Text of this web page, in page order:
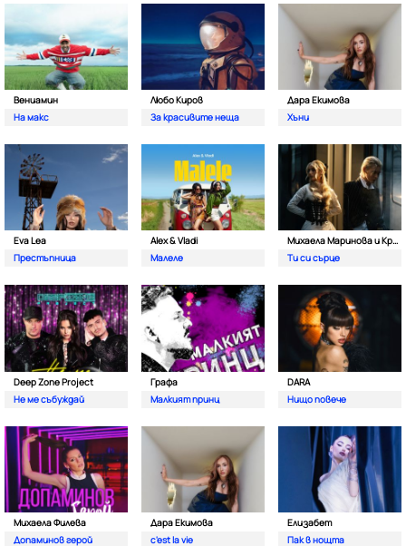
Вениамин
На макс
Любо Киров
За красивите неща
Дара Екимова
Хъни
Eva Lea
Престъпница
Alex & Vladi
Малеле
Михаела Маринова и Кристиан Костов
Ти си сърце
Deep Zone Project
Не ме събуждай
Графа
Малкият принц
DARA
Нищо повече
Михаела Филева
Допаминов герой
Дара Екимова
c'est la vie
Елизабет
Пак в нощта